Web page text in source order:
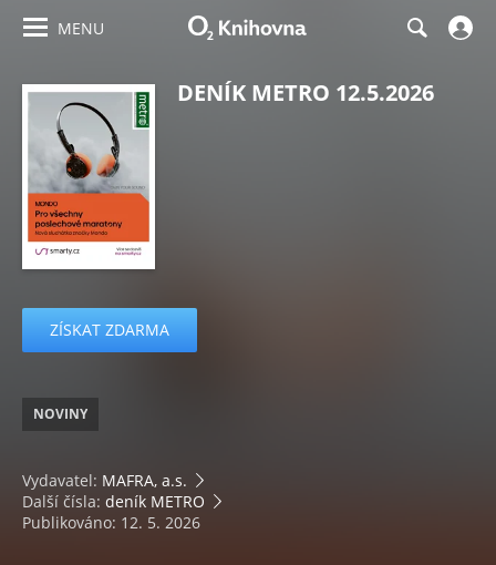
MENU
DENÍK METRO 12.5.2026
ZÍSKAT ZDARMA
NOVINY
Vydavatel: MAFRA, a.s.
Další čísla: deník METRO
Publikováno: 12. 5. 2026